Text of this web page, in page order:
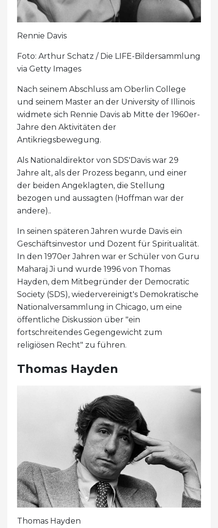
Rennie Davis
Foto: Arthur Schatz / Die LIFE-Bildersammlung
via Getty Images
Nach seinem Abschluss am Oberlin College
und seinem Master an der University of Illinois
widmete sich Rennie Davis ab Mitte der 1960er-
Jahre den Aktivitäten der
Antikriegsbewegung.
Als Nationaldirektor von SDS'Davis war 29
Jahre alt, als der Prozess begann, und einer
der beiden Angeklagten, die Stellung
bezogen und aussagten (Hoffman war der
andere)..
In seinen späteren Jahren wurde Davis ein
Geschäftsinvestor und Dozent für Spiritualität.
In den 1970er Jahren war er Schüler von Guru
Maharaj Ji und wurde 1996 von Thomas
Hayden, dem Mitbegründer der Democratic
Society (SDS), wiedervereinigt's Demokratische
Nationalversammlung in Chicago, um eine
öffentliche Diskussion über "ein
fortschreitendes Gegengewicht zum
religiösen Recht" zu führen.
Thomas Hayden
Thomas Hayden